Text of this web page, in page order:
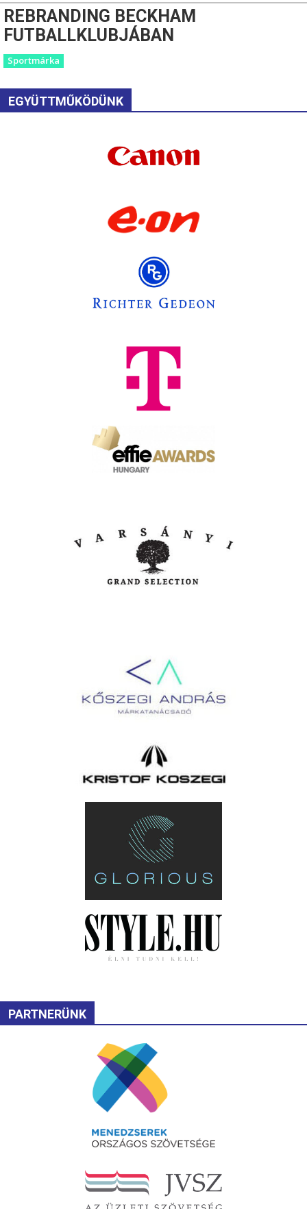
REBRANDING BECKHAM
FUTBALLKLUBJÁBAN
Sportmárka
EGYÜTTMŰKÖDÜNK
PARTNERÜNK